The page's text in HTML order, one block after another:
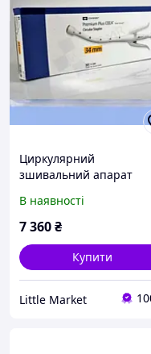
Циркулярний
зшивальний апарат
В наявності
7 360₴
Купити
Little Market